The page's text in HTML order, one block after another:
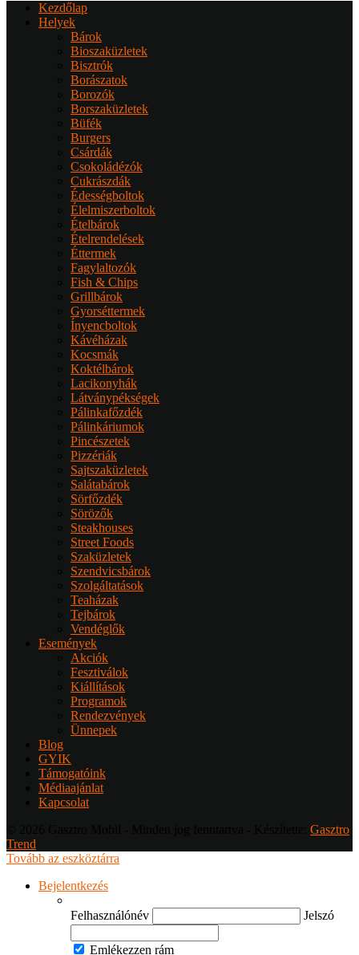
Kezdőlap
Helyek
Bárok
Bioszaküzletek
Bisztrók
Borászatok
Borozók
Borszaküzletek
Büfék
Burgers
Csárdák
Csokoládézók
Cukrászdák
Édességboltok
Élelmiszerboltok
Ételbárok
Ételrendelések
Éttermek
Fagylaltozók
Fish & Chips
Grillbárok
Gyorséttermek
Ínyencboltok
Kávéházak
Kocsmák
Koktélbárok
Lacikonyhák
Látványpékségek
Pálinkafőzdék
Pálinkáriumok
Pincészetek
Pizzériák
Sajtszaküzletek
Salátabárok
Sörfőzdék
Sörözők
Steakhouses
Street Foods
Szaküzletek
Szendvicsbárok
Szolgáltatások
Teaházak
Tejbárok
Vendéglők
Események
Akciók
Fesztiválok
Kiállítások
Programok
Rendezvények
Ünnepek
Blog
GYIK
Támogatóink
Médiaajánlat
Kapcsolat
Gasztro
Trend
Tovább az eszköztárra
Bejelentkezés
Felhasználónév Jelszó
Emlékezzen rám